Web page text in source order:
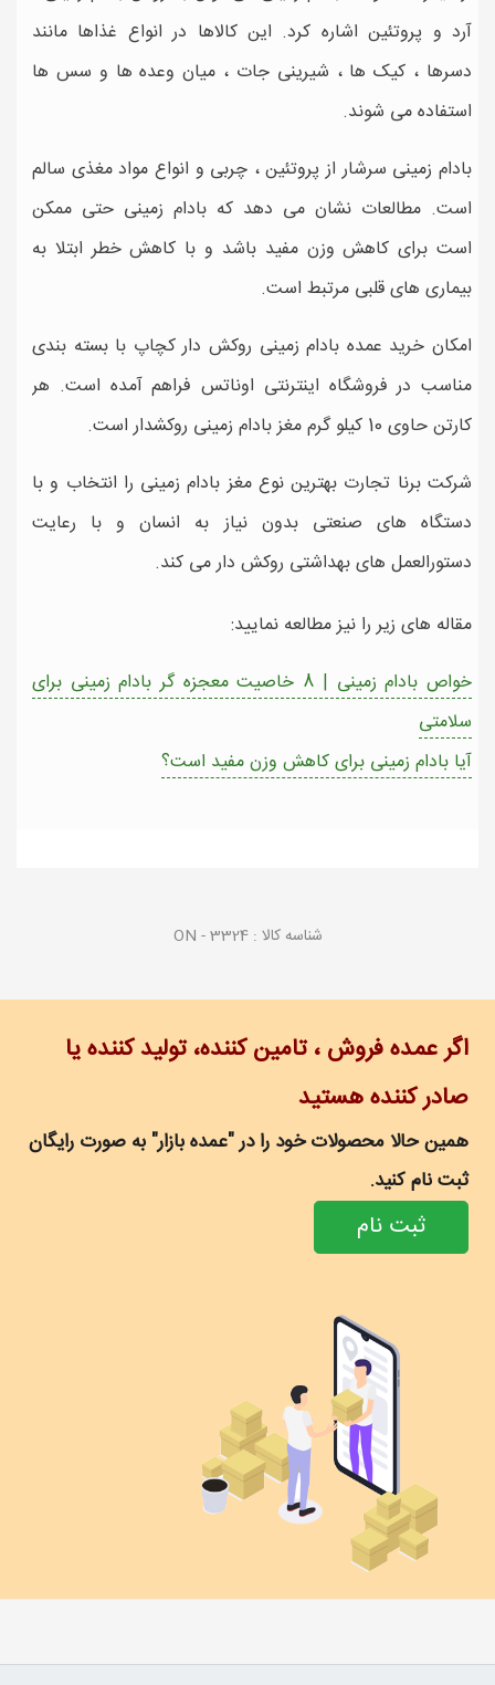
آرد و پروتئین اشاره کرد. این کالاها در انواع غذاها مانند
دسرها ، کیک ها ، شیرینی جات ، میان وعده ها و سس ها
استفاده می شوند.
بادام زمینی سرشار از پروتئین ، چربی و انواع مواد مغذی سالم
است. مطالعات نشان می دهد که بادام زمینی حتی ممکن
است برای کاهش وزن مفید باشد و با کاهش خطر ابتلا به
بیماری های قلبی مرتبط است.
امکان خرید عمده بادام زمینی روکش دار کچاپ با بسته بندی
مناسب در فروشگاه اینترنتی اوناتس فراهم آمده است. هر
کارتن حاوی 10 کیلو گرم مغز بادام زمینی روکشدار است.
شرکت برنا تجارت بهترین نوع مغز بادام زمینی را انتخاب و با
دستگاه های صنعتی بدون نیاز به انسان و با رعایت
دستورالعمل های بهداشتی روکش دار می کند.
مقاله های زیر را نیز مطالعه نمایید:
خواص بادام زمینی | 8 خاصیت معجزه گر بادام زمینی برای
سلامتی
آیا بادام زمینی برای کاهش وزن مفید است؟
شناسه کالا : ON - 3324
اگر عمده فروش ، تامین کننده، تولید کننده یا
صادر کننده هستید
همین حالا محصولات خود را در "عمده بازار" به صورت رایگان
ثبت نام کنید.
ثبت نام